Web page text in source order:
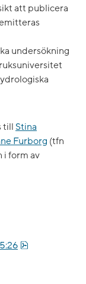
att publicera
undersökning
till Stina
Furborg (tfn
i form av